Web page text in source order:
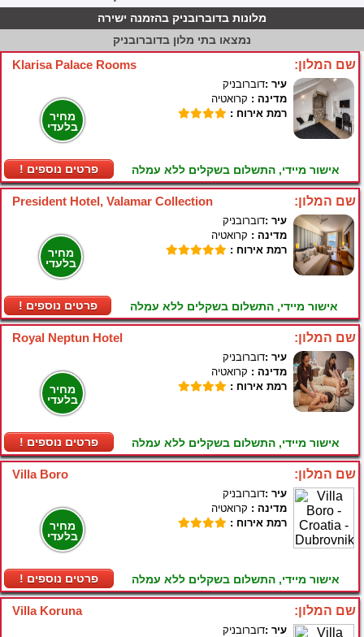
מלונות בדוברובניק בהזמנה ישירה
נמצאו בתי מלון בדוברובניק
Klarisa Palace Rooms שם המלון:
מחיר
בלעדי
! פרטים נוספים
עיר :דוברובניק
מדינה : קרואטיה
רמת אירוח :
אישור מיידי, התשלום בשקלים ללא עמלה
President Hotel, Valamar Collection שם המלון:
מחיר
בלעדי
! פרטים נוספים
עיר :דוברובניק
מדינה : קרואטיה
רמת אירוח :
אישור מיידי, התשלום בשקלים ללא עמלה
Royal Neptun Hotel שם המלון:
מחיר
בלעדי
! פרטים נוספים
עיר :דוברובניק
מדינה : קרואטיה
רמת אירוח :
אישור מיידי, התשלום בשקלים ללא עמלה
Villa Boro שם המלון:
מחיר
בלעדי
! פרטים נוספים
עיר :דוברובניק
מדינה : קרואטיה
רמת אירוח :
אישור מיידי, התשלום בשקלים ללא עמלה
Villa Koruna שם המלון:
עיר :דוברובניק